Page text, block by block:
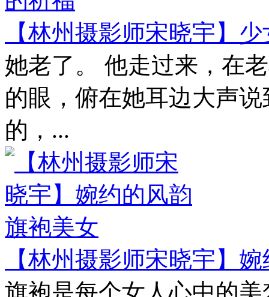
【林州摄影师宋晓宇】
她老了。 他走过来，在
的眼，俯在她耳边大声
的，...
【林州摄影师宋晓宇】